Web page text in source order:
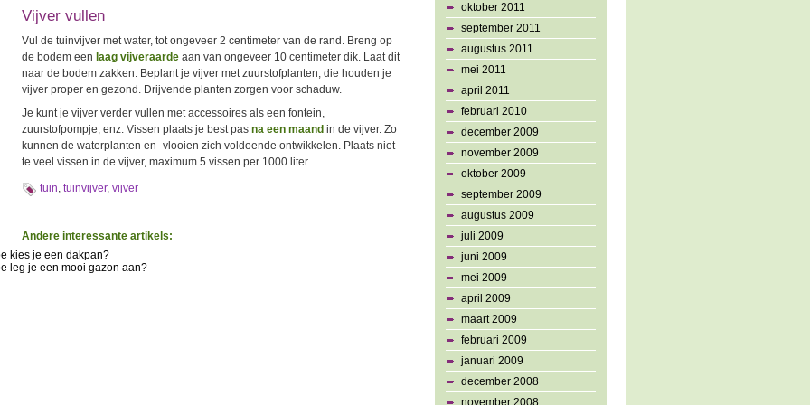
Vijver vullen
Vul de tuinvijver met water, tot ongeveer 2 centimeter van de rand. Breng op
de bodem een laag vijveraardeaan van ongeveer 10 centimeter dik. Laat dit
naar de bodem zakken. Beplant je vijver met zuurstofplanten, die houden je
vijver proper en gezond. Drijvende planten zorgen voor schaduw.
Je kunt je vijver verder vullen met accessoires als een fontein,
zuurstofpompje, enz. Vissen plaats je best pas na een maand in de vijver. Zo
kunnen de waterplanten en -vlooien zich voldoende ontwikkelen. Plaats niet
te veel vissen in de vijver, maximum 5 vissen per 1000 liter.
tuin, tuinvijver, vijver
Andere interessante artikels:
kies je een dakpan?
leg je een mooi gazon aan?
oktober 2011
september 2011
augustus 2011
mei 2011
april 2011
februari 2010
december 2009
november 2009
oktober 2009
september 2009
augustus 2009
juli 2009
juni 2009
mei 2009
april 2009
maart 2009
februari 2009
januari 2009
december 2008
november 2008